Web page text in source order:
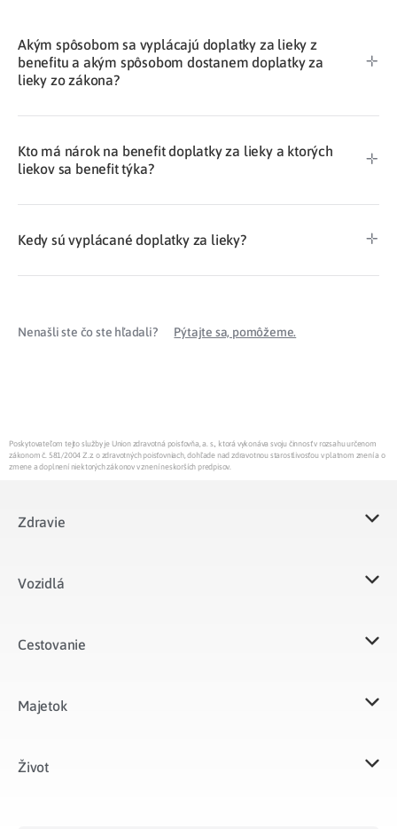
Akým spôsobom sa vyplácajú doplatky za lieky z
benefitu a akým spôsobom dostanem doplatky za
lieky zo zákona?
Kto má nárok na benefit doplatky za lieky a ktorých
liekov sa benefit týka?
Kedy sú vyplácané doplatky za lieky?
Nenašli ste čo ste hľadali? Pýtajte sa, pomôžeme.
Poskytovateľom tejto služby je Union zdravotná poisťovňa, a. s., ktorá vykonáva svoju činnosť v rozsahu určenom
zákonom č. 581/2004 Z.z. o zdravotných poisťovniach, dohľade nad zdravotnou starostlivosťou v platnom znení a o
zmene a doplnení niektorých zákonov v znení neskorších predpisov.
Zdravie
Vozidlá​
Cestovanie
Majetok​
Život​